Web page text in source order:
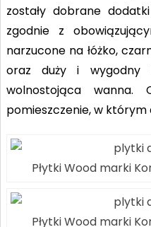
zostały dobrane
zgodnie z
narzucone na łóżko,
oraz dużyi wygodny
wolnostojąca wanna.
pomieszczenie, w którym
Płytki Wood marki
Płytki Wood marki